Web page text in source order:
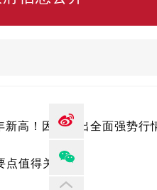
新高！因何走出全面强势行
点值得关注